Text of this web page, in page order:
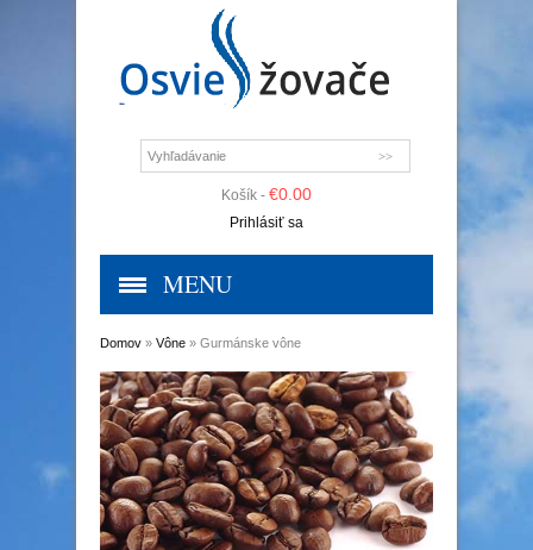
Košík - €0.00
Prihlásiť sa
MENU
Domov » Vône » Gurmánske vône